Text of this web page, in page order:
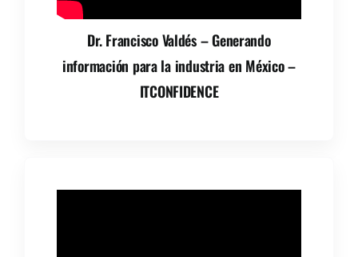
Dr. Francisco Valdés – Generando
información para la industria en México –
ITCONFIDENCE